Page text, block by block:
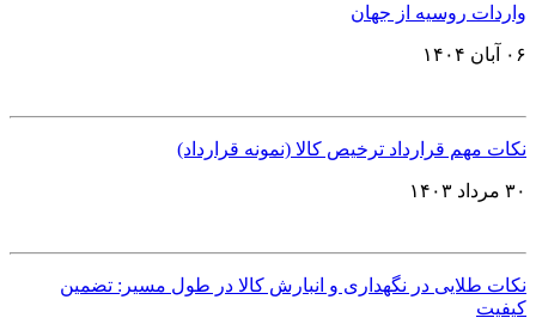
واردات روسیه از جهان
۰۶ آبان ۱۴۰۴
نکات مهم قرارداد ترخیص کالا (نمونه قرارداد)
۳۰ مرداد ۱۴۰۳
نکات طلایی در نگهداری و انبارش کالا در طول مسیر: تضمین
کیفیت